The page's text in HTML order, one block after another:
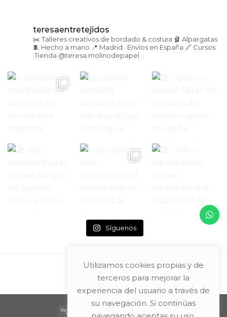
teresaentretejidos
✂️ Talleres creativos de bordado & costura 🩰 Alpargatas
🧵 Hecho a mano 📍 Madrid · Envíos en España 🔗 Cursos
·Tienda @teresa.molinodepapel
Síguenos
Utilizamos cookies propias y de
terceros para mejorar la
experiencia del usuario a través de
su navegación. Si continúas